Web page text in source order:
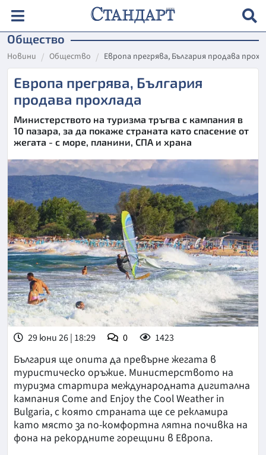
Общество
Новини Общество Европа прегрява, България продава
Европа прегрява, България
продава прохлада
Министерството на туризма тръгва с кампания в
10 пазара, за да покаже страната като спасение от
жегата - с море, планини, СПА и храна
29 юни 26 | 18:29 0 1423
България ще опита да превърне жегата в
туристическо оръжие. Министерството на
туризма стартира международната дигитална
кампания Come and Enjoy the Cool Weather in
Bulgaria, с която страната ще се рекламира
като място за по-комфортна лятна почивка на
фона на рекордните горещини в Европа.